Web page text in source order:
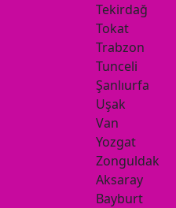
Tekirdağ
Tokat
Trabzon
Tunceli
Şanlıurfa
Uşak
Van
Yozgat
Zonguldak
Aksaray
Bayburt